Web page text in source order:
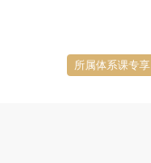
所属体系课专享